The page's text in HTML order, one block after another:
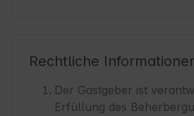
Rechtliche
Der Gastgeber ist
Erfüllung des